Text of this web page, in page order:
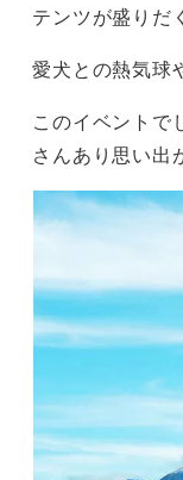
テンツが盛りだ
愛犬との熱気球
このイベントで
さんあり思い出